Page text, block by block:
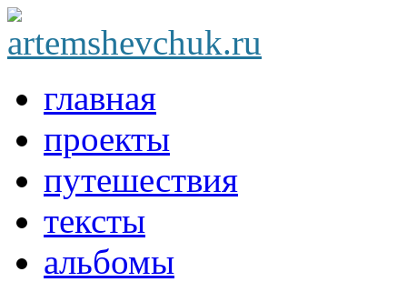
главная
проекты
путешествия
тексты
альбомы